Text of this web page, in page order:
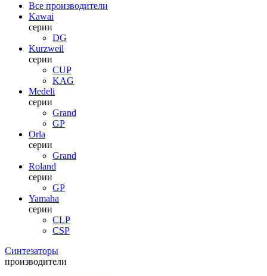
Все производители
Kawai
серии
DG
Kurzweil
серии
CUP
KAG
Medeli
серии
Grand
GP
Orla
серии
Grand
Roland
серии
GP
Yamaha
серии
CLP
CSP
Синтезаторы
производители